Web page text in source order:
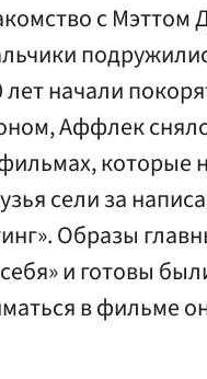
с
начали
Аффлек
которые
сели за
Образы
и готовы
в фильме